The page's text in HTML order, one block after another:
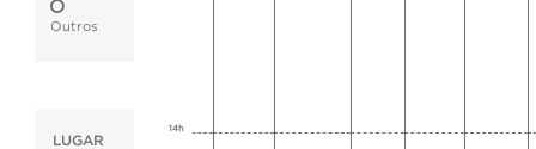
Outros
LUGAR
14h